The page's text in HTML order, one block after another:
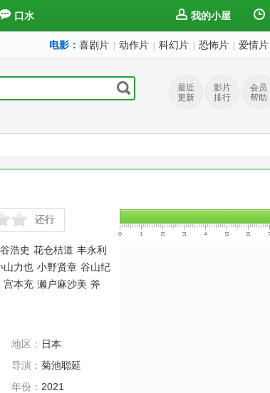
口水 我的小屋
电影： 喜剧片 动作片 科幻片 恐怖片 爱情片
最近
更新
影片
排行
会员
帮助
还行
浩史 花仓桔道 丰永利
山力也 小野贤章 谷山纪
宫本充 濑户麻沙美 斧
地区： 日本
导演： 菊池聪延
年份： 2021